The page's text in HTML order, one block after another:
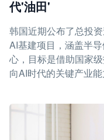
代'油田'
韩国近期公布了总投
AI基建项目，涵盖半
心，目标是借助国家
向AI时代的关键产业能